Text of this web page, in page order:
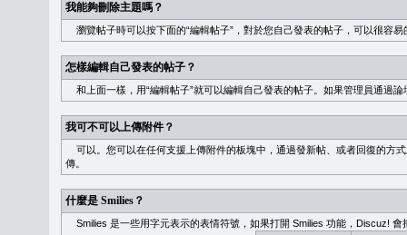
我能夠刪除主題嗎？
瀏覽帖子時可以按下面的“編輯帖子”，對於您自己發表的帖子，可以很容
怎樣編輯自己發表的帖子？
和上面一樣，用“編輯帖子”就可以編輯自己發表的帖子。如果管理員通過
我可不可以上傳附件？
可以。您可以在任何支援上傳附件的板塊中，通過發新帖、或者回復的方
傳。
什麼是 Smilies？
Smilies 是一些用字元表示的表情符號，如果打開 Smilies 功能，Discuz!